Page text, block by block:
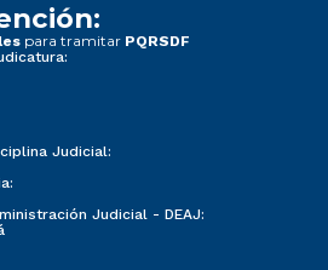
para tramitar PQRSDF
Judicial:
Judicial - DEAJ: